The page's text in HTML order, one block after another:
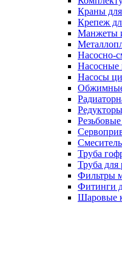
Краны
Крепеж
Манжеты
Насосно-
Насосные
Насосы
Труба
Труба для
Фильтры
Фитинги
Шаровые